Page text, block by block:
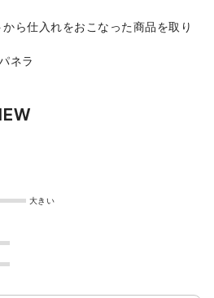
ら仕入れをおこなった商品を取り
ネラ
大きい